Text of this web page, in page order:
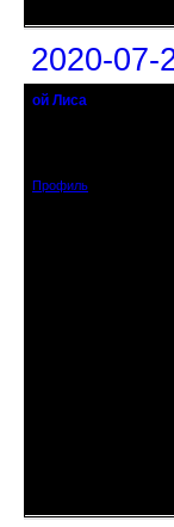
2020-07-
ой Лиса
Профиль